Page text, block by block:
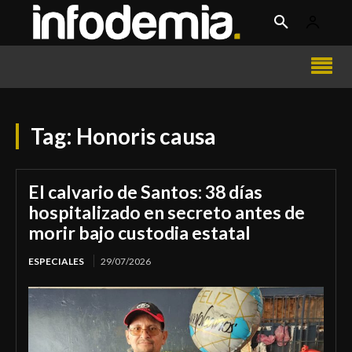
Tag: Honoris causa
El calvario de Santos: 38 días
hospitalizado en secreto antes de
morir bajo custodia estatal
ESPECIALES 29/07/2026